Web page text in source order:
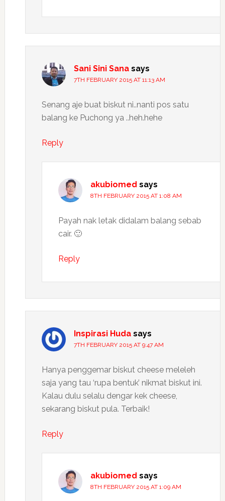
Sani Sini Sana says
7TH FEBRUARY 2015 AT 11:13 AM
Senang aje buat biskut ni..nanti pos satu
balang ke Puchong ya ..heh.hehe
Reply
akubiomed says
8TH FEBRUARY 2015 AT 1:08 AM
Payah nak letak didalam balang sebab
cair. 🙂
Reply
Inspirasi Huda says
7TH FEBRUARY 2015 AT 9:47 AM
Hanya penggemar biskut cheese meleleh
saja yang tau ‘rupa bentuk’ nikmat biskut ini.
Kalau dulu selalu dengar kek cheese,
sekarang biskut pula. Terbaik!
Reply
akubiomed says
8TH FEBRUARY 2015 AT 1:09 AM